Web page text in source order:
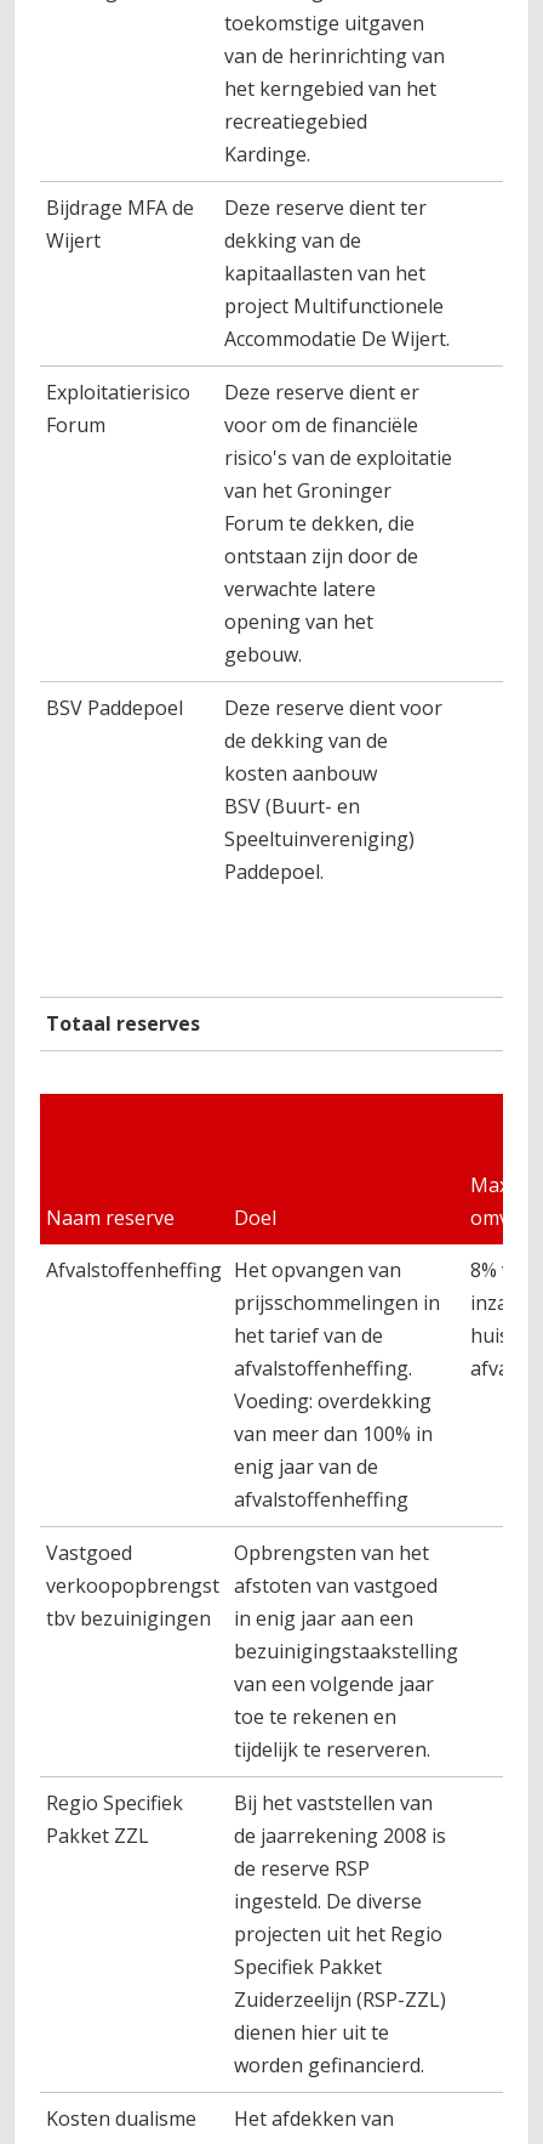
toekomstige uitgaven
van de herinrichting van
het kerngebied van het
recreatiegebied
Kardinge.
Bijdrage MFA de
Wijert
Deze reserve dient ter
dekking van de
kapitaallasten van het
project Multifunctionele
Accommodatie De Wijert.
Exploitatierisico
Forum
Deze reserve dient er
voor om de financiële
risico's van de exploitatie
van het Groninger
Forum te dekken, die
ontstaan zijn door de
verwachte latere
opening van het
gebouw.
BSV Paddepoel
Deze reserve dient voor
de dekking van de
kosten aanbouw
BSV (Buurt- en
Speeltuinvereniging)
Paddepoel.
Totaal reserves
Naam reserve Doel
Afvalstoffenheffing Het opvangen van
prijsschommelingen in
het tarief van de
afvalstoffenheffing.
Voeding: overdekking
van meer dan 100% in
enig jaar van de
afvalstoffenheffing
8% v/d
afval
Vastgoed
verkoopopbrengst
tbv bezuinigingen
Opbrengsten van het
afstoten van vastgoed
in enig jaar aan een
bezuinigingstaakstelling
van een volgende jaar
toe te rekenen en
tijdelijk te reserveren.
Regio Specifiek
Pakket ZZL
Bij het vaststellen van
de jaarrekening 2008 is
de reserve RSP
ingesteld. De diverse
projecten uit het Regio
Specifiek Pakket
Zuiderzeelijn (RSP-ZZL)
dienen hier uit te
worden gefinancierd.
Kosten dualisme
Het afdekken van